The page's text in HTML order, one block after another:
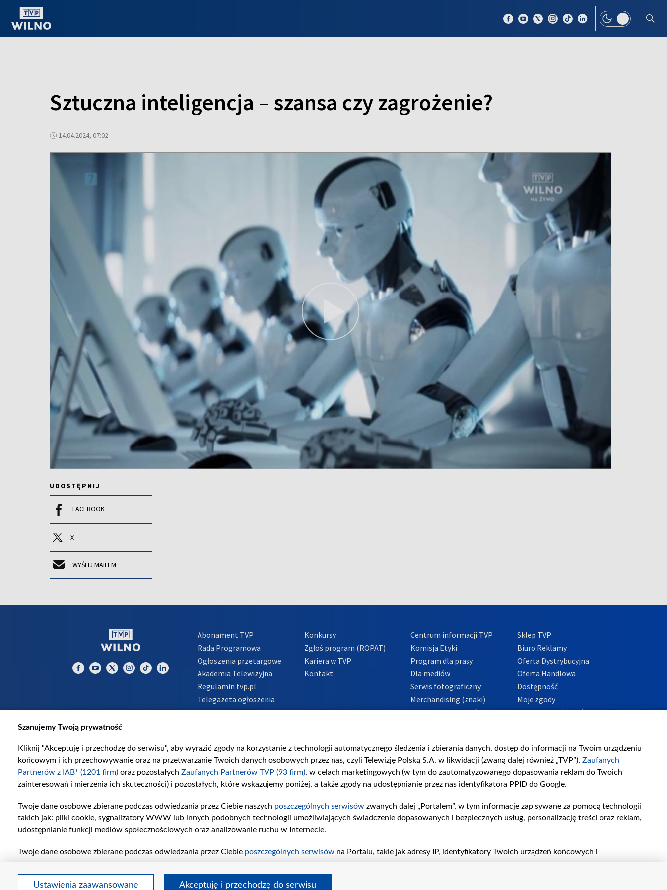
Sztuczna inteligencja – szansa czy zagrożenie?
14.04.2024, 07:02
UDOSTĘPNIJ
FACEBOOK
X
WYŚLIJ MAILEM
Abonament TVP
Rada Programowa
Ogłoszenia przetargowe
Akademia Telewizyjna
Regulamin tvp.pl
Telegazeta ogłoszenia
Informacje o nadawcy
Konkursy
Zgłoś program (ROPAT)
Kariera w TVP
Kontakt
Centrum informacji TVP
Komisja Etyki
Program dla prasy
Dla mediów
Serwis fotograficzny
Merchandising (znaki)
Polityka Prywatności
Sklep TVP
Biuro Reklamy
Oferta Dystrybucyjna
Oferta Handlowa
Dostępność
Moje zgody
Procedura zgłoszeń
Szanujemy Twoją prywatność
Kliknij "Akceptuję i przechodzę do serwisu", aby wyrazić zgody na korzystanie z technologii automatycznego śledzenia i zbierania danych, dostęp do informacji na Twoim urządzeniu
końcowym i ich przechowywanie oraz na przetwarzanie Twoich danych osobowych przez nas, czyli Telewizję Polską S.A. w likwidacji (zwaną dalej również „TVP”), Zaufanych
Partnerów z IAB* (1201 firm) oraz pozostałych Zaufanych Partnerów TVP (93 firm), w celach marketingowych (w tym do zautomatyzowanego dopasowania reklam do Twoich
zainteresowań i mierzenia ich skuteczności) i pozostałych, które wskazujemy poniżej, a także zgody na udostępnianie przez nas identyfikatora PPID do Google.
Twoje dane osobowe zbierane podczas odwiedzania przez Ciebie naszych poszczególnych serwisów zwanych dalej „Portalem”, w tym informacje zapisywane za pomocą technologii
takich jak: pliki cookie, sygnalizatory WWW lub innych podobnych technologii umożliwiających świadczenie dopasowanych i bezpiecznych usług, personalizację treści oraz reklam,
udostępnianie funkcji mediów społecznościowych oraz analizowanie ruchu w Internecie.
Twoje dane osobowe zbierane podczas odwiedzania przez Ciebie poszczególnych serwisów na Portalu, takie jak adresy IP, identyfikatory Twoich urządzeń końcowych i
identyfikatory plików cookie, informacje o Twoich wyszukiwaniach w serwisach Portalu czy historia odwiedzin będą przetwarzane przez TVP, Zaufanych Partnerów z IAB
pozostałychZaufanych Partnerów TVP
dla realizacji następujących celów i funkcji: przechowywania informacji na urządzeniu lub dostęp do nich, wyboru podstawowych reklam,
wyboru spersonalizowanych reklam, tworzenia profilu spersonalizowanych reklam, tworzenia profilu spersonalizowanych treści, wyboru spersonalizowanych treści, pomiaru
Ustawienia zaawansowane Akceptuję i przechodzę do serwisu